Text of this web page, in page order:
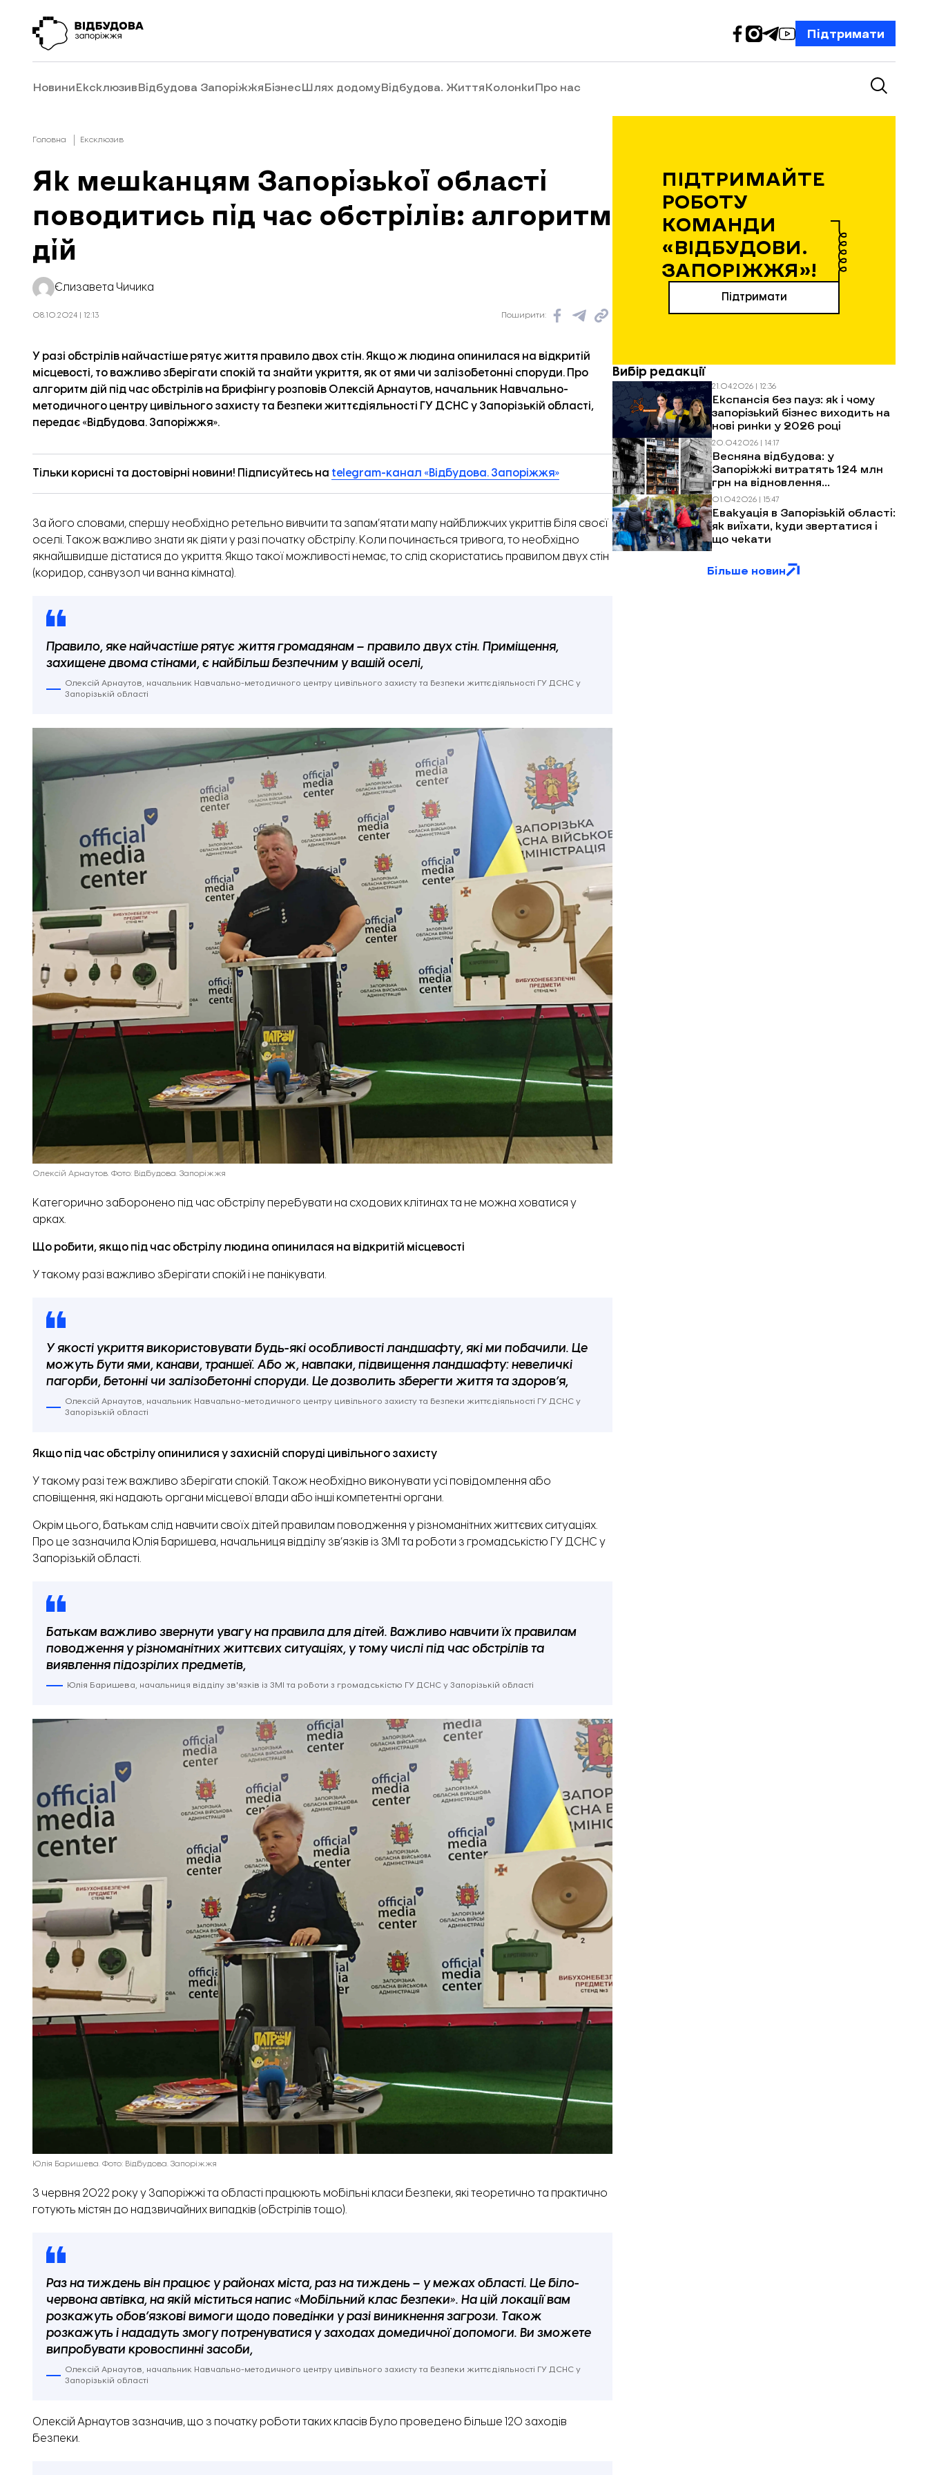
Підтримати
НовиниЕксклюзивВідбудова ЗапоріжжяБізнесШлях додомуВідбудова. ЖиттяКолонкиПро нас
Головна Ексклюзив
Як мешканцям Запорізької області
поводитись під час обстрілів: алгоритм
дій
Єлизавета Чичика
08.10.2024 | 12:13 Поширити:
У разі обстрілів найчастіше рятує життя правило двох стін. Якщо ж людина опинилася на відкритій
місцевості, то важливо зберігати спокій та знайти укриття, як от ями чи залізобетонні споруди. Про
алгоритм дій під час обстрілів на брифінгу розповів Олексій Арнаутов, начальник Навчально-
методичного центру цивільного захисту та безпеки життєдіяльності ГУ ДСНС у Запорізькій області,
передає «Відбудова. Запоріжжя».
Тільки корисні та достовірні новини! Підписуйтесь на telegram-канал «Відбудова. Запоріжжя»
За його словами, спершу необхідно ретельно вивчити та запам’ятати мапу найближчих укриттів біля своєї
оселі. Також важливо знати як діяти у разі початку обстрілу. Коли починається тривога, то необхідно
якнайшвидше дістатися до укриття. Якщо такої можливості немає, то слід скористатись правилом двух стін
(коридор, санвузол чи ванна кімната).
Правило, яке найчастіше рятує життя громадянам – правило двух стін. Приміщення,
захищене двома стінами, є найбільш безпечним у вашій оселі,
Олексій Арнаутов, начальник Навчально-методичного центру цивільного захисту та безпеки життєдіяльності ГУ ДСНС у
Запорізькій області
Олексій Арнаутов. Фото: Відбудова. Запоріжжя
Категорично заборонено під час обстрілу перебувати на сходових клітинах та не можна ховатися у
арках.
Що робити, якщо під час обстрілу людина опинилася на відкритій місцевості
У такому разі важливо зберігати спокій і не панікувати.
У якості укриття використовувати будь-які особливості ландшафту, які ми побачили. Це
можуть бути ями, канави, траншеї. Або ж, навпаки, підвищення ландшафту: невеличкі
пагорби, бетонні чи залізобетонні споруди. Це дозволить зберегти життя та здоров’я,
Олексій Арнаутов, начальник Навчально-методичного центру цивільного захисту та безпеки життєдіяльності ГУ ДСНС у
Запорізькій області
Якщо під час обстрілу опинилися у захисній споруді цивільного захисту
У такому разі теж важливо зберігати спокій. Також необхідно виконувати усі повідомлення або
сповіщення, які надають органи місцевої влади або інші компетентні органи.
Окрім цього, батькам слід навчити своїх дітей правилам поводження у різноманітних життєвих ситуаціях.
Про це зазначила Юлія Баришева, начальниця відділу зв’язків із ЗМІ та роботи з громадськістю ГУ ДСНС у
Запорізькій області.
Батькам важливо звернути увагу на правила для дітей. Важливо навчити їх правилам
поводження у різноманітних життєвих ситуаціях, у тому числі під час обстрілів та
виявлення підозрілих предметів,
Юлія Баришева, начальниця відділу зв'язків із ЗМІ та роботи з громадськістю ГУ ДСНС у Запорізькій області
Юлія Баришева. Фото: Відбудова. Запоріжжя
З червня 2022 року у Запоріжжі та області працюють мобільні класи безпеки, які теоретично та практично
готують містян до надзвичайних випадків (обстрілів тощо).
Раз на тиждень він працює у районах міста, раз на тиждень – у межах області. Це біло-
червона автівка, на якій міститься напис «‎Мобільний клас безпеки». На цій локації вам
розкажуть обов’язкові вимоги щодо поведінки у разі виникнення загрози. Також
розкажуть і нададуть змогу потренуватися у заходах домедичної допомоги. Ви зможете
випробувати кровоспинні засоби,
Олексій Арнаутов, начальник Навчально-методичного центру цивільного захисту та безпеки життєдіяльності ГУ ДСНС у
Запорізькій області
Олексій Арнаутов зазначив, що з початку роботи таких класів було проведено більше 120 заходів
безпеки.
ПІДТРИМАЙТЕ
РОБОТУ
КОМАНДИ
«ВІДБУДОВИ.
ЗАПОРІЖЖЯ»!
Підтримати
Вибір редакції
21.04.2026 | 12:36
Експансія без пауз: як і чому
запорізький бізнес виходить на
нові ринки у 2026 році
20.04.2026 | 14:17
Весняна відбудова: у
Запоріжжі витратять 124 млн
грн на відновлення
багатоповерхівок після
обстрілів
01.04.2026 | 15:47
Евакуація в Запорізькій області:
як виїхати, куди звертатися і
що чекати
Більше новин